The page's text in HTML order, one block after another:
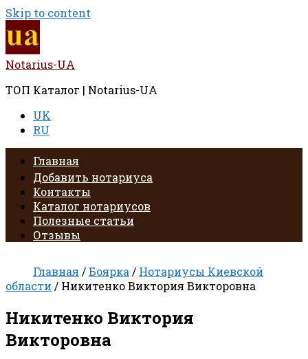
Skip to content
Notarius-UA
ТОП Каталог | Notarius-UA
UK
RU
Главная
Добавить нотариуса
Контакты
Каталог нотариусов
Полезные статьи
Отзывы
Главная /Боярка / Нотариусы Киевской
области / Никитенко Виктория Викторовна
Никитенко Виктория
Викторовна